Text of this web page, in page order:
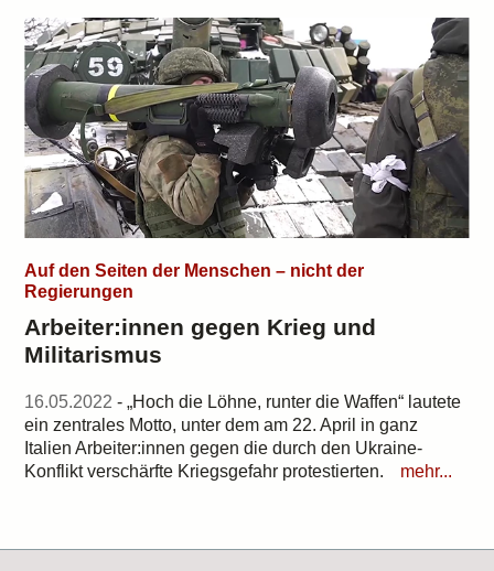
Auf den Seiten der Menschen – nicht der
Regierungen
Arbeiter:innen gegen Krieg und
Militarismus
16.05.2022 - „Hoch die Löhne, runter die Waffen“ lautete
ein zentrales Motto, unter dem am 22. April in ganz
Italien Arbeiter:innen gegen die durch den Ukraine-
Konflikt verschärfte Kriegsgefahr protestierten.
mehr...